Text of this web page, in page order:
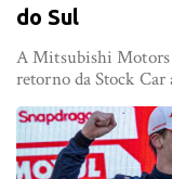
do Sul
A Mitsubishi Motors
retorno da Stock Car